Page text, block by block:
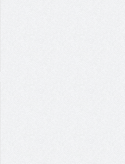
الانتخابات لن تؤثر على برامج
المجلس والشفافية هي أساس
عملنا